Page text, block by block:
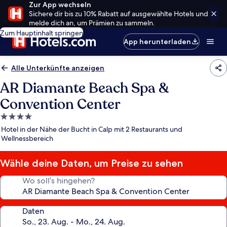
Zur App wechseln
Sichere dir bis zu 10% Rabatt auf ausgewählte Hotels und
melde dich an, um Prämien zu sammeln.
Zum Hauptinhalt springen
App herunterladen
Alle Unterkünfte anzeigen
AR Diamante Beach Spa &
Convention Center
4.0-
Sterne-
Unterkunft
Hotel in der Nähe der Bucht in Calp mit 2 Restaurants und
Wellnessbereich
Wähle deine Daten, um Preise zu sehen
Wo soll’s hingehen?
Daten